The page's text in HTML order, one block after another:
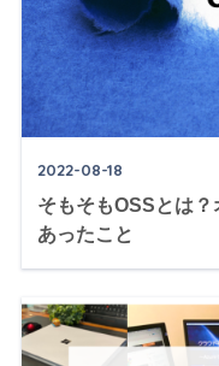
2022-08-18
そもそもOSSとは
あったこと